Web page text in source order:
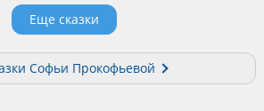
Еще сказки
Софьи Прокофьевой